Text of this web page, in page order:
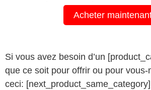
Acheter
Si vous avez besoin d’un
que ce soit pour offrir ou pour vous-
ceci: